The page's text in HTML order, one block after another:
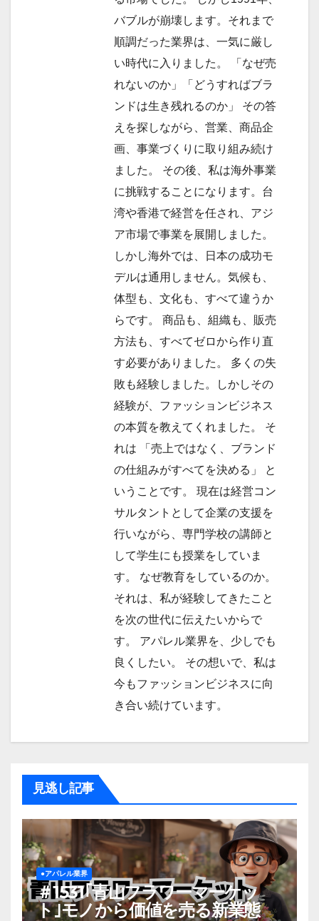
バブルが崩壊します。それまで
順調だった業界は、一気に厳し
い時代に入りました。 「なぜ売
れないのか」「どうすればブラ
ンドは生き残れるのか」 その答
えを探しながら、営業、商品企
画、事業づくりに取り組み続け
ました。 その後、私は海外事業
に挑戦することになります。台
湾や香港で経営を任され、アジ
ア市場で事業を展開しました。
しかし海外では、日本の成功モ
デルは通用しません。気候も、
体型も、文化も、すべて違うか
らです。 商品も、組織も、販売
方法も、すべてゼロから作り直
す必要がありました。 多くの失
敗も経験しました。しかしその
経験が、ファッションビジネス
の本質を教えてくれました。 そ
れは 「売上ではなく、ブランド
の仕組みがすべてを決める」 と
いうことです。 現在は経営コン
サルタントとして企業の支援を
行いながら、専門学校の講師と
して学生にも授業をしていま
す。 なぜ教育をしているのか。
それは、私が経験してきたこと
を次の世代に伝えたいからで
す。 アパレル業界を、少しでも
良くしたい。 その想いで、私は
今もファッションビジネスに向
き合い続けています。
見逃し記事
●アパレル業界
＃1531｢青山フラワーマーケッ
ト｣モノから価値を売る新業態